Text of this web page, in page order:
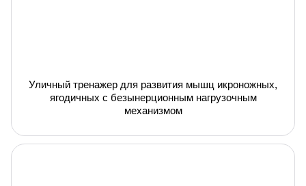
Уличный тренажер для развития мышц икроножных,
ягодичных с безынерционным нагрузочным
механизмом